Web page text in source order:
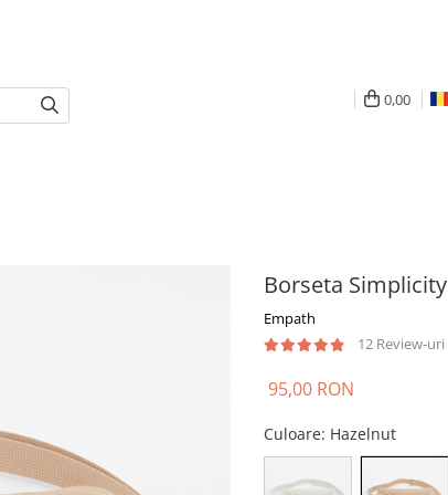
0,00
Borseta Simplicity
Empath
12 Review-uri
95,00 RON
Culoare: Hazelnut